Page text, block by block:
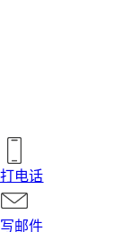
打电话
写邮件